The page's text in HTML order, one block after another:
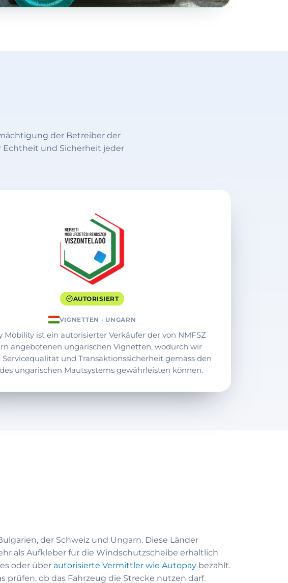
der Betreiber der
Echtheit und Sicherheit jeder
AUTORISIERT
VIGNETTEN · UNGARN
Mobility ist ein autorisierter Verkäufer der von NMFSZ
angebotenen ungarischen Vignetten, wodurch wir
Servicequalität und Transaktionssicherheit gemäss den
ungarischen Mautsystems gewährleisten können.
der Schweiz und Ungarn. Diese Länder
als Aufkleber für die Windschutzscheibe erhältlich
oder über autorisierte Vermittler wie Autopay bezahlt.
prüfen, ob das Fahrzeug die Strecke nutzen darf.